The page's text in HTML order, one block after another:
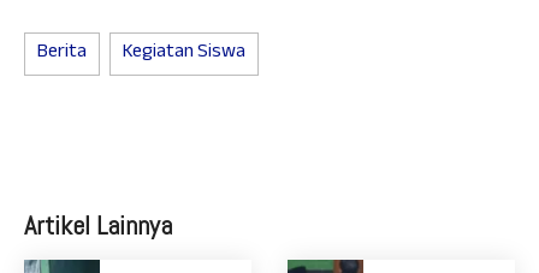
Berita Kegiatan Siswa
Artikel Lainnya